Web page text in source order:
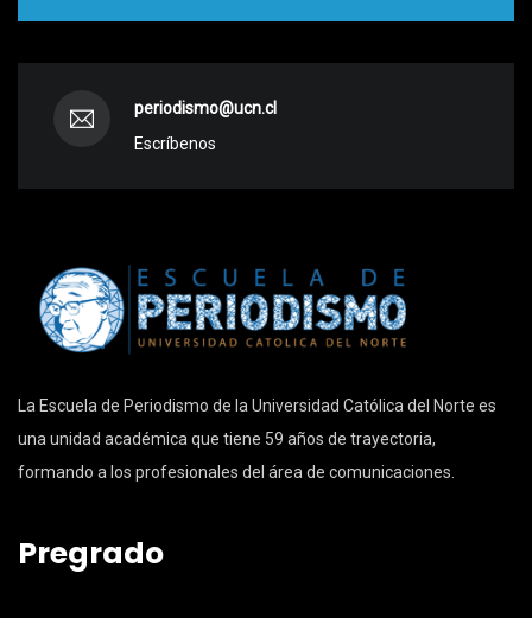
periodismo@ucn.cl
Escríbenos
La Escuela de Periodismo de la Universidad Católica del Norte es
una unidad académica que tiene 59 años de trayectoria,
formando a los profesionales del área de comunicaciones.
Pregrado